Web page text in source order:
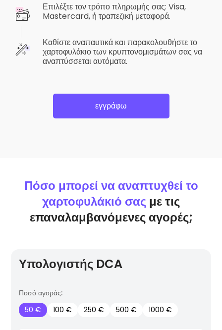
Επιλέξτε τον τρόπο πληρωμής σας: Visa,
Mastercard, ή τραπεζική μεταφορά.
Καθίστε αναπαυτικά και παρακολουθήστε το
χαρτοφυλάκιο των κρυπτονομισμάτων σας να
αναπτύσσεται αυτόματα.
εγγράφω
Πόσο μπορεί να αναπτυχθεί το
χαρτοφυλάκιό σας με τις
επαναλαμβανόμενες αγορές;
Υπολογιστής DCA
Ποσό αγοράς:
50 €
100 € 250 € 500 € 1000 €